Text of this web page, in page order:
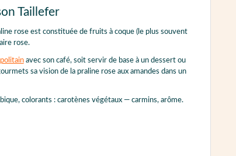
Taillefer
rose est constituée de fruits à coque (le plus souvent
rose.
avec son café, soit servir de base à un dessert ou
sa vision de la praline rose aux amandes dans un
colorants : carotènes végétaux — carmins, arôme.